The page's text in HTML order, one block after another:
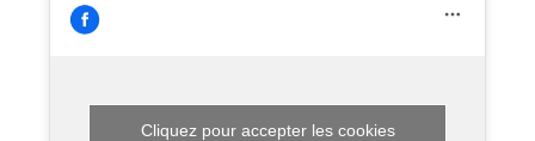
Cliquez pour accepter les cookies